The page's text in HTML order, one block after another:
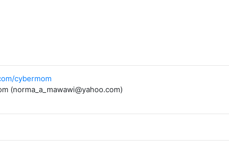
cybermom
(norma_a_mawawi@yahoo.com)